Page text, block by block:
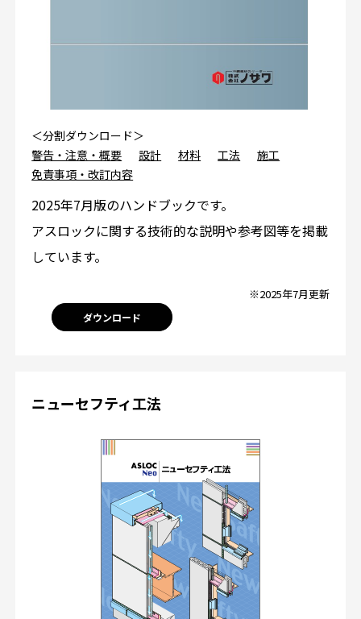
＜分割ダウンロード＞
警告・注意・概要
設計 材料 工法
施工
免責事項・改訂内容
2025年7月版のハンドブックです。
アスロックに関する技術的な説明や参考図等を掲載
しています。
※2025年7月更新
ダウンロード
ニューセフティ工法